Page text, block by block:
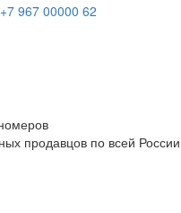
продавцов по всей России